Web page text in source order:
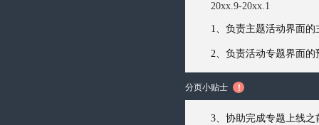
20xx.9-20xx.1
1、负责主题活动界面的
2、负责活动专题界面
3、协助完成专题上线
分页小贴士 